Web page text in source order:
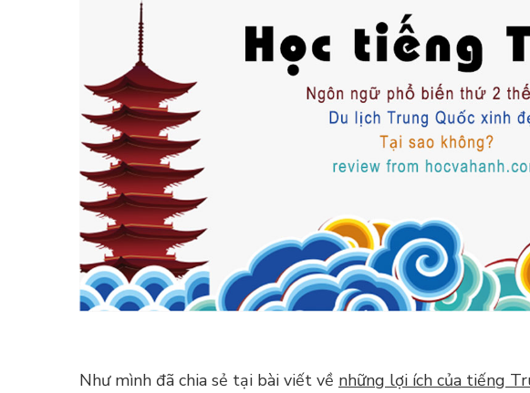
Như mình đã chia sẻ tại bài viết về những lợi ích của tiếng